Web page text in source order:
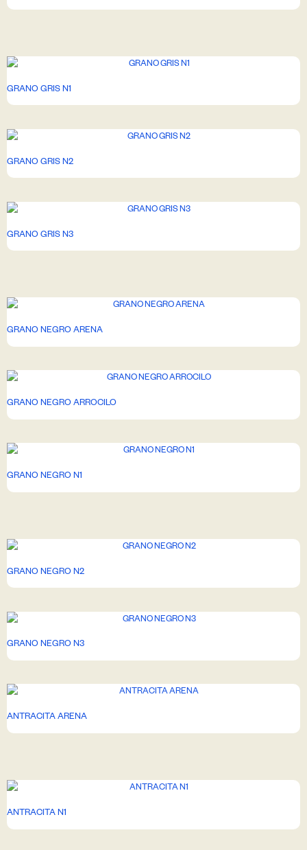
GRANO GRIS N1
GRANO GRIS N2
GRANO GRIS N3
GRANO NEGRO ARENA
GRANO NEGRO ARROCILO
GRANO NEGRO N1
GRANO NEGRO N2
GRANO NEGRO N3
ANTRACITA ARENA
ANTRACITA N1